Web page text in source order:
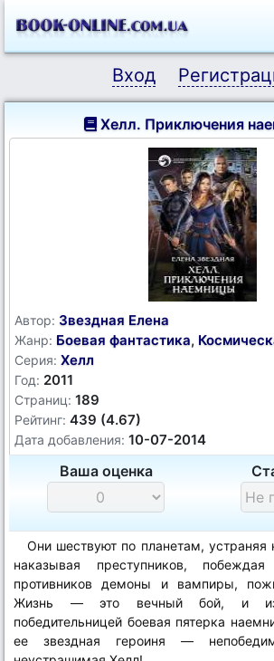
Вход
Хелл. Приключения
Автор: Звездная Елена
Жанр: Боевая фантастика,
Серия: Хелл
Год: 2011
Страниц: 189
Рейтинг: 439 (4.67)
Дата добавления: 10-07-2014
Ваша оценка
Они шествуют по планетам, устраняя
наказывая преступников,
противников демоны и вампиры,
Жизнь — это вечный бой, и из
победительницей боевая пятерка
ее звездная героиня —